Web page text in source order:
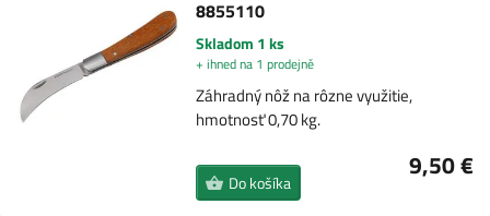
8855110
Skladom 1 ks
+ ihned na 1 prodejně
Záhradný nôž na rôzne využitie,
hmotnosť 0,70 kg.
9,50 €
Do košíka